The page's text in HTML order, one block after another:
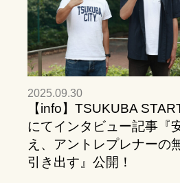
2025.09.30
【info】TSUKUBA
にてインタビュー記事『
え、アントレプレナーの
引き出す』公開！